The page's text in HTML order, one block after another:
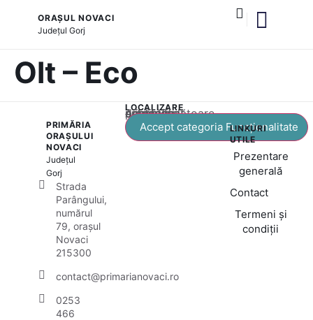
ORAȘUL NOVACI
JudețulGorj
Olt – Eco
PRIMĂRIA
ORAȘULUI
NOVACI
Județul
Gorj
Strada
Parângului,
numărul
79, orașul
Novaci
215300
contact@primarianovaci.ro
0253
466
LOCALIZARE
Acest conținut este blocat până când acceptați categoria corespunzătoare de cookie-uri.
Accept categoria Funcționalitate
LINKURI
UTILE
Prezentare
generală
Contact
Termeni și
condiții